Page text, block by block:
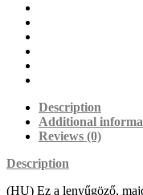
Description
Additional
Reviews (0)
Description
(HU) Ez a lenyűgöző,